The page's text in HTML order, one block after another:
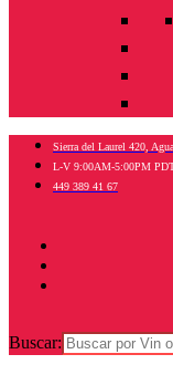
Sierra del Laurel 420,
L-V 9:00AM-5:00PM
449 389 41 67
Buscar: